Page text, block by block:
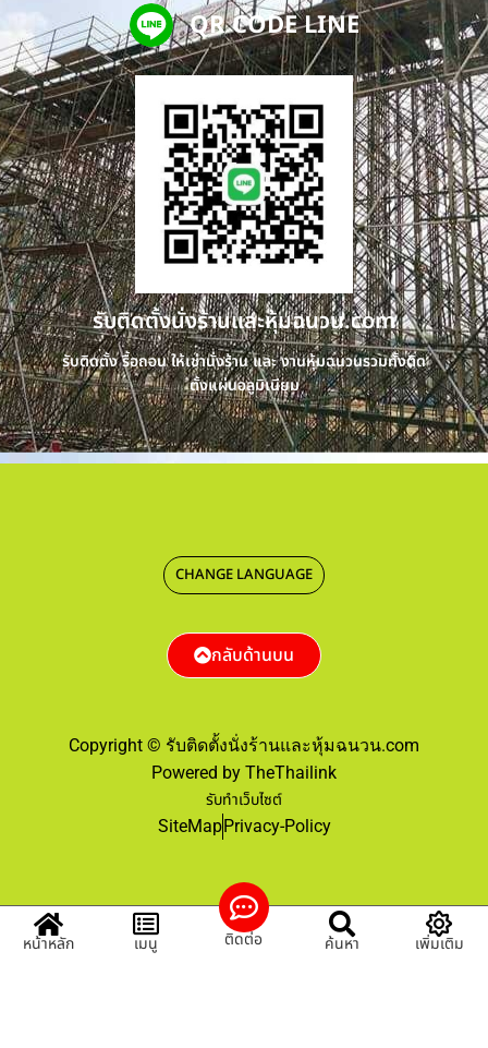
QR CODE LINE
รับติดตั้งนั่งร้านและหุ้มฉนวน.com
รับติดตั้ง รื้อถอน ให้เช่านั่งร้าน และ งานหุ้มฉนวนรวมทั้งติด
ตั้งแผ่นอลูมิเนียม
Copyright © รับติดตั้งนั่งร้านและหุ้มฉนวน.com
Powered by TheThailink
รับทำเว็บไซต์
SiteMapPrivacy-Policy
CHANGE LANGUAGE
กลับด้านบน
หน้าหลัก เมนู ติดต่อ ค้นหา เพิ่มเติม